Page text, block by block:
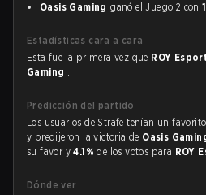
Oasis Gaming ganó el Juego 2 con
Estadísticas cara a cara
Esta fue la primera vez que ROY
Gaming .
Predicción del partido
Los usuarios de Strafe tenían un
y predijeron la victoria de Oasis
su favor y4.1%de los votos para ROY
Dónde ver